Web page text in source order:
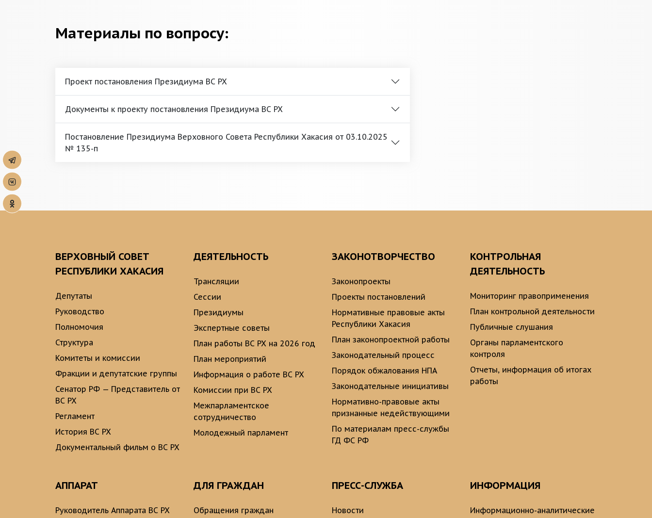
Материалы по вопросу:
Проект постановления Президиума ВС РХ
Документы к проекту постановления Президиума ВС РХ
Постановление Президиума Верховного Совета Республики Хакасия от 03.10.2025
№ 135-п
ВЕРХОВНЫЙ СОВЕТ
РЕСПУБЛИКИ ХАКАСИЯ
Депутаты
Руководство
Полномочия
Структура
Комитеты и комиссии
Фракции и депутатские группы
Сенатор РФ — Представитель от
ВС РХ
Регламент
История ВС РХ
Документальный фильм о ВС РХ
ДЕЯТЕЛЬНОСТЬ
Трансляции
Сессии
Президиумы
Экспертные советы
План работы ВС РХ на 2026 год
План мероприятий
Информация о работе ВС РХ
Комиссии при ВС РХ
Межпарламентское
сотрудничество
Молодежный парламент
ЗАКОНОТВОРЧЕСТВО
Законопроекты
Проекты постановлений
Нормативные правовые акты
Республики Хакасия
План законопроектной работы
Законодательный процесс
Порядок обжалования НПА
Законодательные инициативы
Нормативно-правовые акты
признанные недействующими
По материалам пресс-службы
ГД ФС РФ
КОНТРОЛЬНАЯ
ДЕЯТЕЛЬНОСТЬ
Мониторинг правоприменения
План контрольной деятельности
Публичные слушания
Органы парламентского
контроля
Отчеты, информация об итогах
работы
АППАРАТ
Руководитель Аппарата ВС РХ
ДЛЯ ГРАЖДАН
Обращения граждан
ПРЕСС-СЛУЖБА
Новости
ИНФОРМАЦИЯ
Информационно-аналитические